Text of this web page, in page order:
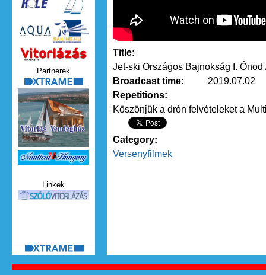
Title:
Jet-ski Országos Bajnokság I.
Broadcast time:
2019.07.02
Repetitions:
Köszönjük a drón felvételeket a
Category:
Versenyfilmek
Vitorlazas_magazin.jpg
Partnerek
xtrame.png
Nauticat.jpg
Linkek
szolo_vitorlazas.jpg